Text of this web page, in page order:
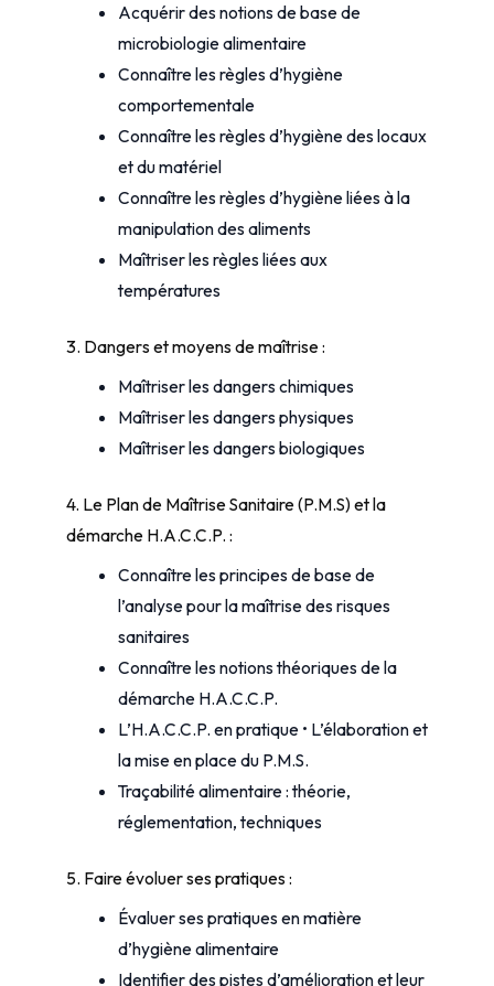
Acquérir des notions de base de
microbiologie alimentaire
Connaître les règles d’hygiène
comportementale
Connaître les règles d’hygiène des locaux
et du matériel
Connaître les règles d’hygiène liées à la
manipulation des aliments
Maîtriser les règles liées aux
températures
3. Dangers et moyens de maîtrise :
Maîtriser les dangers chimiques
Maîtriser les dangers physiques
Maîtriser les dangers biologiques
4. Le Plan de Maîtrise Sanitaire (P.M.S) et la
démarche H.A.C.C.P. :
Connaître les principes de base de
l’analyse pour la maîtrise des risques
sanitaires
Connaître les notions théoriques de la
démarche H.A.C.C.P.
L’H.A.C.C.P. en pratique • L’élaboration et
la mise en place du P.M.S.
Traçabilité alimentaire : théorie,
réglementation, techniques
5. Faire évoluer ses pratiques :
Évaluer ses pratiques en matière
d’hygiène alimentaire
Identifier des pistes d’amélioration et leur